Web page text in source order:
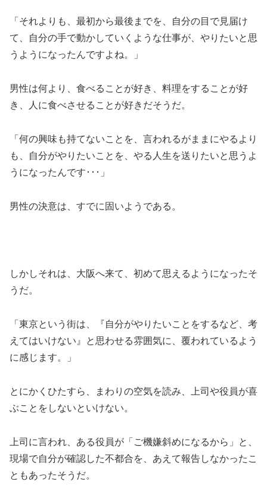
「それよりも、最初から最後までを、自分の目で見届け
て、自分の手で動かしていくような仕事が、やりたいと思
うようになったんですよね。」
男性は何より、食べることが好き、料理をすることが好
き、人に食べさせることが好きだそうだ。
「何の興味も持てないことを、言われるがままにやるより
も、自分がやりたいことを、やる人生を送りたいと思うよ
うになったんです･･･」
男性の決意は、すでに固いようである。
しかしそれは、大阪へ来て、初めて思えるようになったそ
うだ。
「東京という街は、『自分がやりたいことをするなど、考
えてはいけない』と思わせる雰囲気に、覆われているよう
に感じます。」
とにかくひたすら、まわりの空気を読み、上司や役員が喜
ぶことをしないといけない。
上司に言われ、ある役員が「ご機嫌斜めになるから」と、
現場で自分が確認した不都合を、あえて報告しなかったこ
ともあったそうだ。